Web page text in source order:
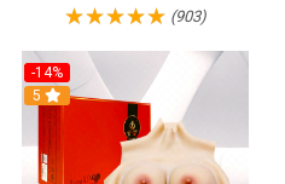
(903)
-14%
5